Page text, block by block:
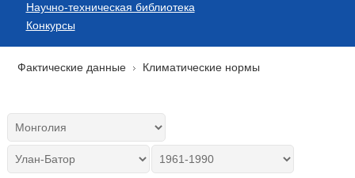
Научно-техническая библиотека
Конкурсы
Фактические данные Климатические нормы